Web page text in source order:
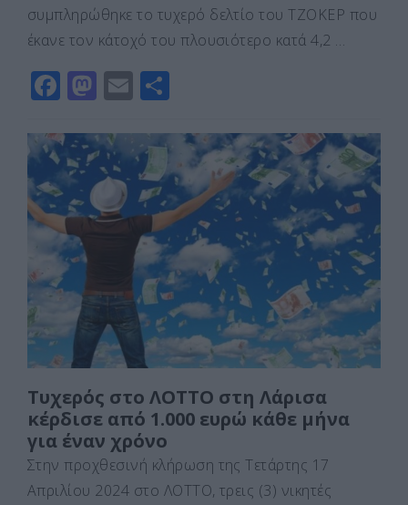
συμπληρώθηκε το τυχερό δελτίο του ΤΖΟΚΕΡ που
έκανε τον κάτοχό του πλουσιότερο κατά 4,2 …
F
c
e
b
o
o
k
M
st
o
d
o
E
ai
l
ρ
α
σ
τε
ίτ
ε
Τυχερός στο ΛΟΤΤΟ στη Λάρισα
κέρδισε από 1.000 ευρώ κάθε μήνα
για έναν χρόνο
Στην προχθεσινή κλήρωση της Τετάρτης 17
Απριλίου 2024 στο ΛΟΤΤΟ, τρεις (3) νικητές